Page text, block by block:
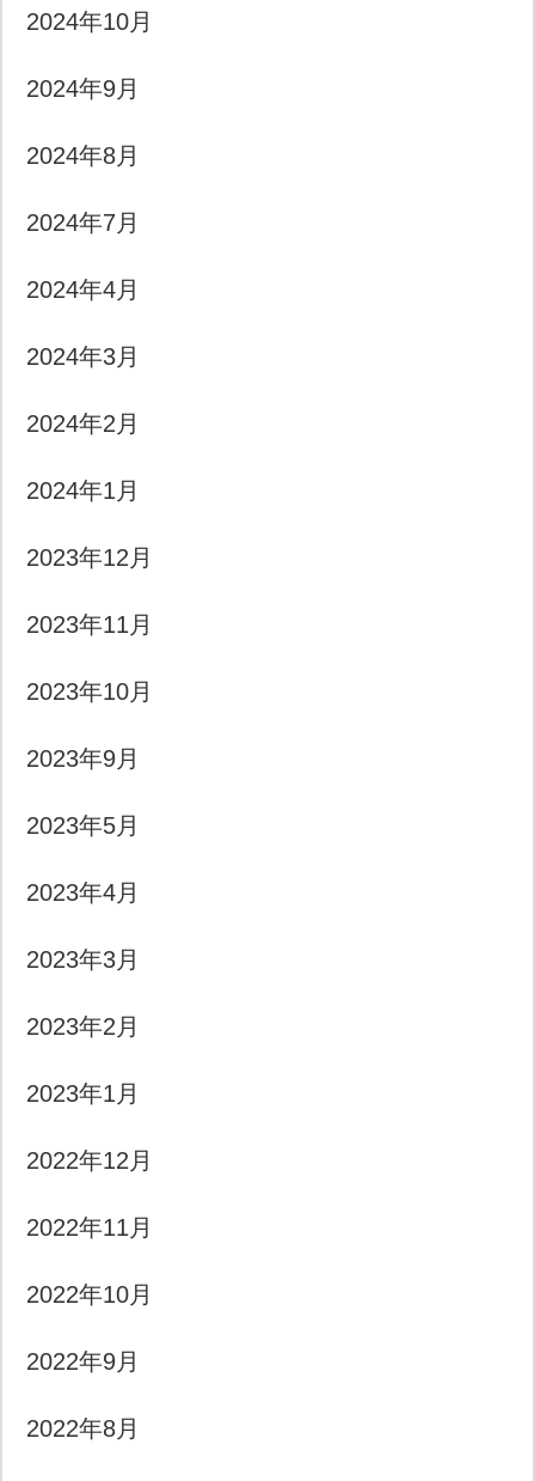
2024年10月
2024年9月
2024年8月
2024年7月
2024年4月
2024年3月
2024年2月
2024年1月
2023年12月
2023年11月
2023年10月
2023年9月
2023年5月
2023年4月
2023年3月
2023年2月
2023年1月
2022年12月
2022年11月
2022年10月
2022年9月
2022年8月